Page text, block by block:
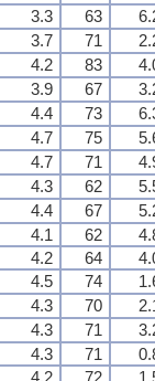
3.3 63
3.7 71
4.2 83
3.9 67
4.4 73
4.7 75
4.7 71
4.3 62
4.4 67
4.1 62
4.2 64
4.5 74
4.3 70
4.3 71
4.3 71
4.2 72